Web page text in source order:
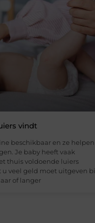
vindt
beschikbaar en ze
Je baby heeft vaak
thuis voldoende luiers
u veel geld moet uitgeven
of langer